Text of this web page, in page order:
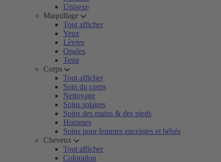
Unisexe
Maquillage
Tout afficher
Yeux
Lèvres
Ongles
Teint
Corps
Tout afficher
Soin du corps
Nettoyage
Soins solaires
Soins des mains & des pieds
Hommes
Soins pour femmes enceintes et bébés
Cheveux
Tout afficher
Coloration